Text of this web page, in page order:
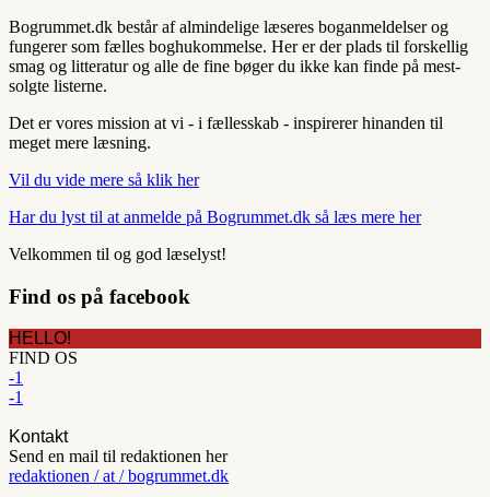
Bogrummet.dk består af almindelige læseres boganmeldelser og
fungerer som fælles boghukommelse. Her er der plads til forskellig
smag og litteratur og alle de fine bøger du ikke kan finde på mest-
solgte listerne.
Det er vores mission at vi - i fællesskab - inspirerer hinanden til
meget mere læsning.
Vil du vide mere så klik her
Har du lyst til at anmelde på Bogrummet.dk så læs mere her
Velkommen til og god læselyst!
Find os på facebook
HELLO!
FIND OS
-1
-1
Kontakt
Send en mail til redaktionen her
redaktionen / at / bogrummet.dk